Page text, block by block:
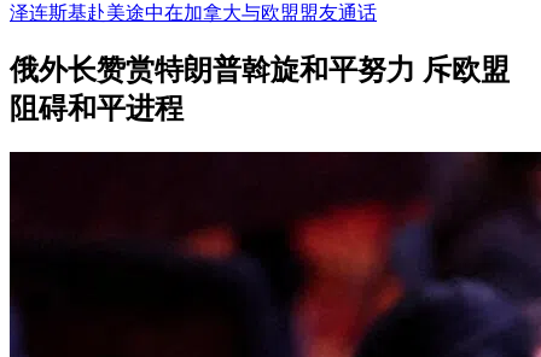
泽连斯基赴美途中在加拿大与欧盟盟友通话
俄外长赞赏特朗普斡旋和平努力 斥欧盟
阻碍和平进程